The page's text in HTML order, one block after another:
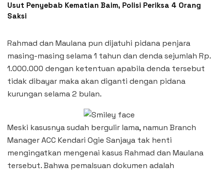
Usut Penyebab Kematian Baim, Polisi Periksa 4 Orang
Saksi
Rahmad dan Maulana pun dijatuhi pidana penjara
masing-masing selama 1 tahun dan denda sejumlah Rp.
1.000.000 dengan ketentuan apabila denda tersebut
tidak dibayar maka akan diganti dengan pidana
kurungan selama 2 bulan.
Meski kasusnya sudah bergulir lama, namun Branch
Manager ACC Kendari Ogie Sanjaya tak henti
mengingatkan mengenai kasus Rahmad dan Maulana
tersebut. Bahwa pemalsuan dokumen adalah